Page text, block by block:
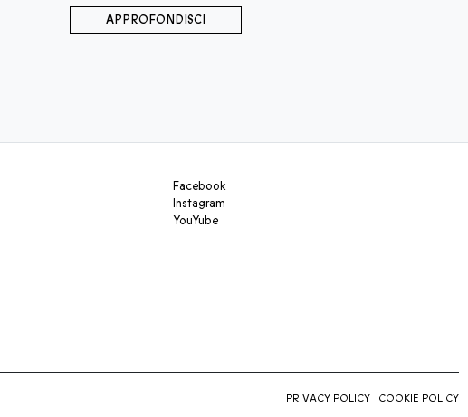
APPROFONDISCI
Facebook
Instagram
YouYube
PRIVACY POLICY COOKIE POLICY